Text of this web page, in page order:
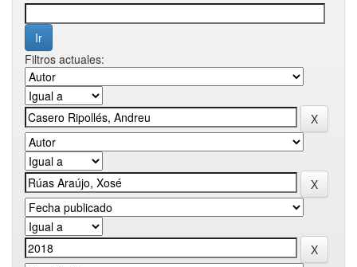
Filtros actuales: